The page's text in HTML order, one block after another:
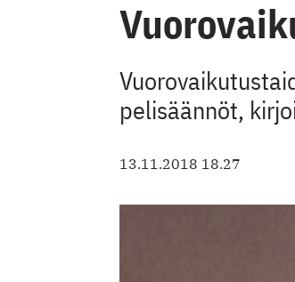
pelisäännöt,
13.11.2018 18.27